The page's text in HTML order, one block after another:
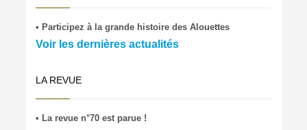
• Participez à la grande histoire des Alouettes
Voir les dernières actualités
LA REVUE
• La revue n°70 est parue !